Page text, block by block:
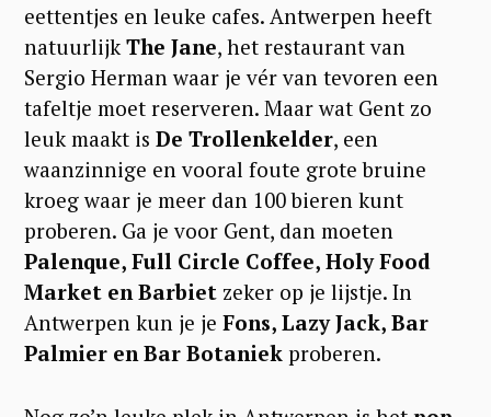
eettentjes en leuke cafes. Antwerpen heeft
natuurlijk The Jane, het restaurant van
Sergio Herman waar je vér van tevoren een
tafeltje moet reserveren. Maar wat Gent zo
leuk maakt is De Trollenkelder, een
waanzinnige en vooral foute grote bruine
kroeg waar je meer dan 100 bieren kunt
proberen. Ga je voor Gent, dan moeten
Palenque, Full Circle Coffee, Holy Food
Market en Barbiet zeker op je lijstje. In
Antwerpen kun je je Fons, Lazy Jack, Bar
Palmier en Bar Botaniek proberen.